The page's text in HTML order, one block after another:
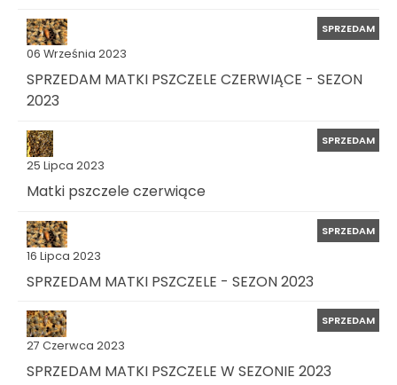
06 Września 2023
SPRZEDAM
SPRZEDAM MATKI PSZCZELE CZERWIĄCE - SEZON
2023
25 Lipca 2023
SPRZEDAM
Matki pszczele czerwiące
16 Lipca 2023
SPRZEDAM
SPRZEDAM MATKI PSZCZELE - SEZON 2023
27 Czerwca 2023
SPRZEDAM
SPRZEDAM MATKI PSZCZELE W SEZONIE 2023